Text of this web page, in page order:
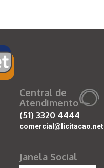
Central de
Atendimento
(51)3320 4444
comercial@licitacao.net
Janela Social